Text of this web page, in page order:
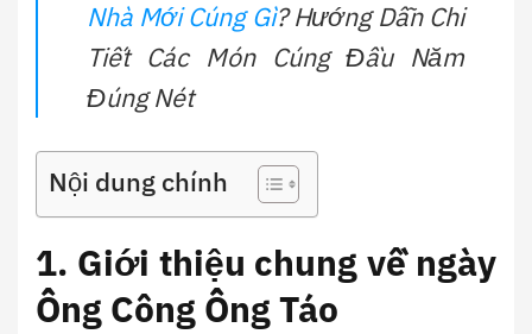
Nhà Mới Cúng Gì? Hướng Dẫn Chi
Tiết Các Món Cúng Đầu Năm
Đúng Nét
Nội dung chính
1. Giới thiệu chung về ngày
Ông Công Ông Táo